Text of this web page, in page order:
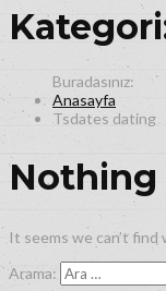
Anasayfa
Tsdates dating
Nothing
It seems we can’t find
Arama: